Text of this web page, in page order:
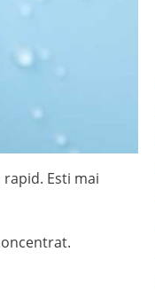
Esti mai